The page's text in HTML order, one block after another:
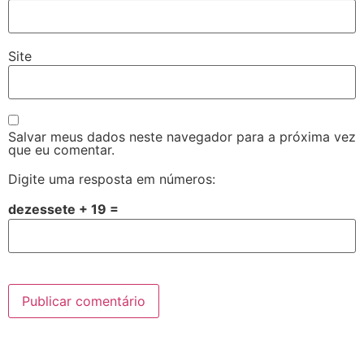
Site
Salvar meus dados neste navegador para a próxima vez
que eu comentar.
Digite uma resposta em números:
dezessete + 19 =